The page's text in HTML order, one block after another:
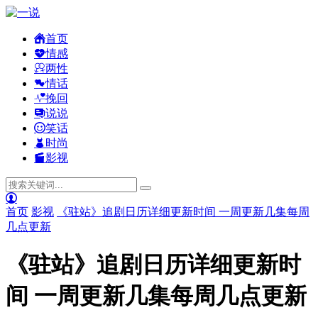
首页
情感
两性
情话
挽回
说说
笑话
时尚
影视
首页 影视
《驻站》追剧日历详细更新时间 一周更新几集每周
几点更新
《驻站》追剧日历详细更新时
间 一周更新几集每周几点更新